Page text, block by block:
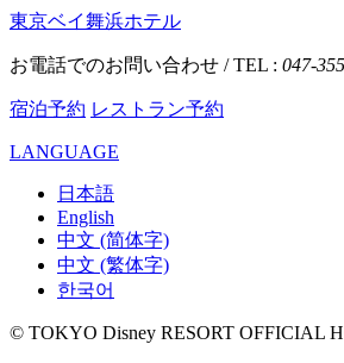
東京ベイ舞浜ホテル
お電話でのお問い合わせ / TEL : 047-
宿泊予約 レストラン予約
LANGUAGE
日本語
English
中文 (简体字)
中文 (繁体字)
한국어
© TOKYO Disney RESORT OFFICIAL